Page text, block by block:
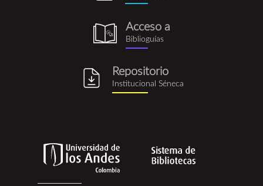
biblioguia.png
Acceso a
Biblioguías
Repositorio
Institucional Séneca